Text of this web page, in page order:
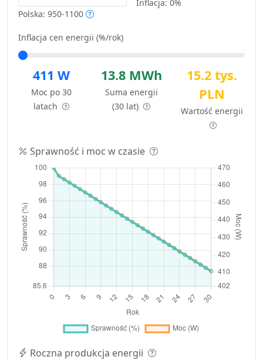
Polska: 950-1100
Inflacja: 0%
Inflacja cen energii (%/rok)
411 W
Moc po 30
latach
13.8 MWh
Suma energii
(30 lat)
15.2 tys.
PLN
Wartość energii
Sprawność i moc w czasie
Roczna produkcja energii